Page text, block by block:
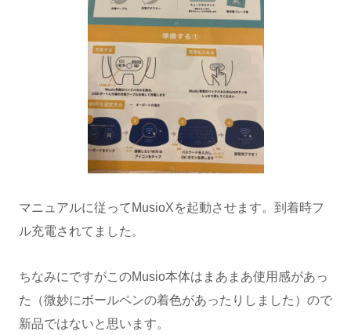
マニュアルに従ってMusioXを起動させます。到着時フ
ル充電されてました。
ちなみにですがこのMusio本体はまあまあ使用感があっ
た（微妙にボールペンの着色があったりしました）ので
新品ではないと思います。